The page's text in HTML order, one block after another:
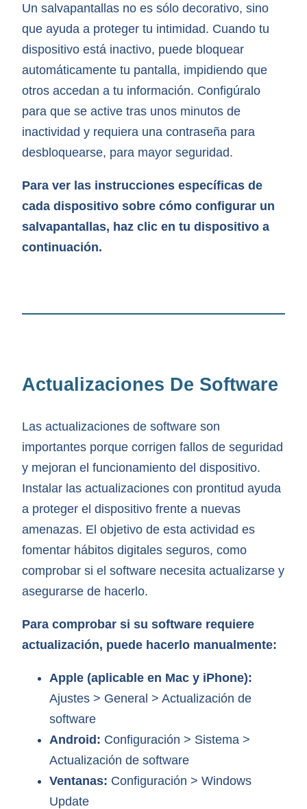
Un salvapantallas no es sólo decorativo, sino
que ayuda a proteger tu intimidad. Cuando tu
dispositivo está inactivo, puede bloquear
automáticamente tu pantalla, impidiendo que
otros accedan a tu información. Configúralo
para que se active tras unos minutos de
inactividad y requiera una contraseña para
desbloquearse, para mayor seguridad.
Para ver las instrucciones específicas de
cada dispositivo sobre cómo configurar un
salvapantallas, haz clic en tu dispositivo a
continuación.
Actualizaciones De Software
Las actualizaciones de software son
importantes porque corrigen fallos de seguridad
y mejoran el funcionamiento del dispositivo.
Instalar las actualizaciones con prontitud ayuda
a proteger el dispositivo frente a nuevas
amenazas. El objetivo de esta actividad es
fomentar hábitos digitales seguros, como
comprobar si el software necesita actualizarse y
asegurarse de hacerlo.
Para comprobar si su software requiere
actualización, puede hacerlo manualmente:
Apple (aplicable en Mac y iPhone):
Ajustes > General > Actualización de
software
Android: Configuración > Sistema >
Actualización de software
Ventanas: Configuración > Windows
Update